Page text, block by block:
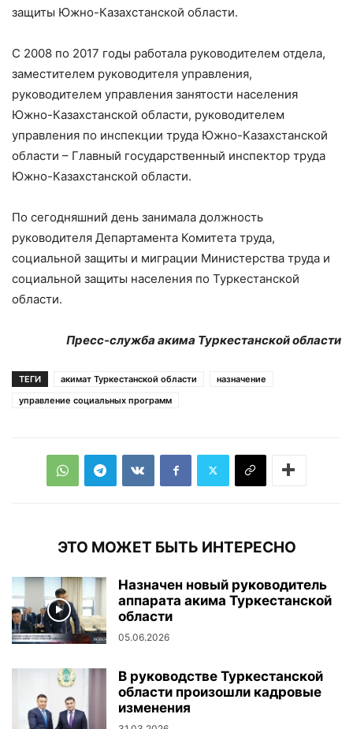
защиты Южно-Казахстанской области.
С 2008 по 2017 годы работала руководителем отдела,
заместителем руководителя управления,
руководителем управления занятости населения
Южно-Казахстанской области, руководителем
управления по инспекции труда Южно-Казахстанской
области – Главный государственный инспектор труда
Южно-Казахстанской области.
По сегодняшний день занимала должность
руководителя Департамента Комитета труда,
социальной защиты и миграции Министерства труда и
социальной защиты населения по Туркестанской
области.
Пресс-служба акима Туркестанской области
ТЕГИ акимат Туркестанской области
назначение
управление социальных программ
ЭТО МОЖЕТ БЫТЬ ИНТЕРЕСНО
Назначен новый руководитель
аппарата акима Туркестанской
области
05.06.2026
В руководстве Туркестанской
области произошли кадровые
изменения